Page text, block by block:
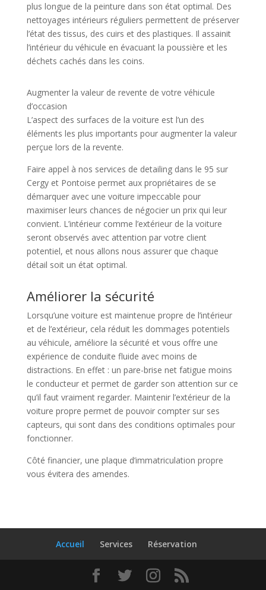
plus longue de la peinture dans son état optimal. Des
nettoyages intérieurs réguliers permettent de préserver
l’état des tissus, des cuirs et des plastiques. Il assainit
l’intérieur du véhicule en évacuant la poussière et les
déchets cachés dans les coins.
Augmenter la valeur de revente de votre véhicule
d’occasion
L’aspect des surfaces de la voiture est l’un des
éléments les plus importants pour augmenter la valeur
perçue lors de la revente.
Faire appel à nos services de detailing dans le 95 sur
Cergy et Pontoise permet aux propriétaires de se
démarquer avec une voiture impeccable pour
maximiser leurs chances de négocier un prix qui leur
convient. L’intérieur comme l’extérieur de la voiture
seront observés avec attention par votre client
potentiel, et nous allons nous assurer que chaque
détail soit un état optimal.
Améliorer la sécurité
Lorsqu’une voiture est maintenue propre de l’intérieur
et de l’extérieur, cela réduit les dommages potentiels
au véhicule, améliore la sécurité et vous offre une
expérience de conduite fluide avec moins de
distractions. En effet : un pare-brise net fatigue moins
le conducteur et permet de garder son attention sur ce
qu’il faut vraiment regarder. Maintenir l’extérieur de la
voiture propre permet de pouvoir compter sur ses
capteurs, qui sont dans des conditions optimales pour
fonctionner.
Côté financier, une plaque d’immatriculation propre
vous évitera des amendes.
Accueil Services Réservation